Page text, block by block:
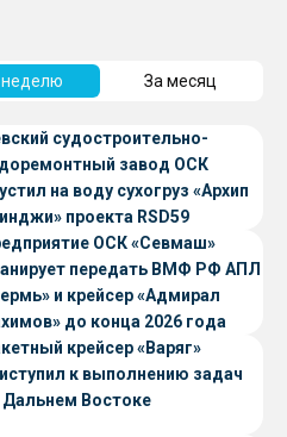
За месяц
судостроительно-
завод ОСК
на воду сухогруз «Архип
проекта RSD59
ОСК «Севмаш»
передать ВМФ РФ АПЛ
и крейсер «Адмирал
до конца 2026 года
крейсер «Варяг»
к выполнению задач
Дальнем Востоке